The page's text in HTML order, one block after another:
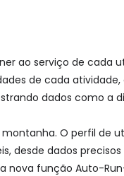
ao serviço de cada
de cada atividade,
dados como a
O perfil de
desde dados precisos
nova função Auto-